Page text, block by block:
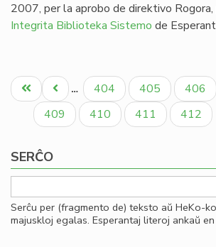
2007, per la aprobo de direktivo Rogora,
Integrita Biblioteka Sistemo de
Pagination
Unua
paĝo
Antaŭa
paĝo
… Paĝo
404 Paĝo
405 Paĝo
406
Paĝo
409 Paĝo
410 Paĝo
411 Paĝo
412
SERĈO
Serĉu per (fragmento de) teksto aŭ HeKo-
majuskloj egalas. Esperantaj literoj ankaŭ